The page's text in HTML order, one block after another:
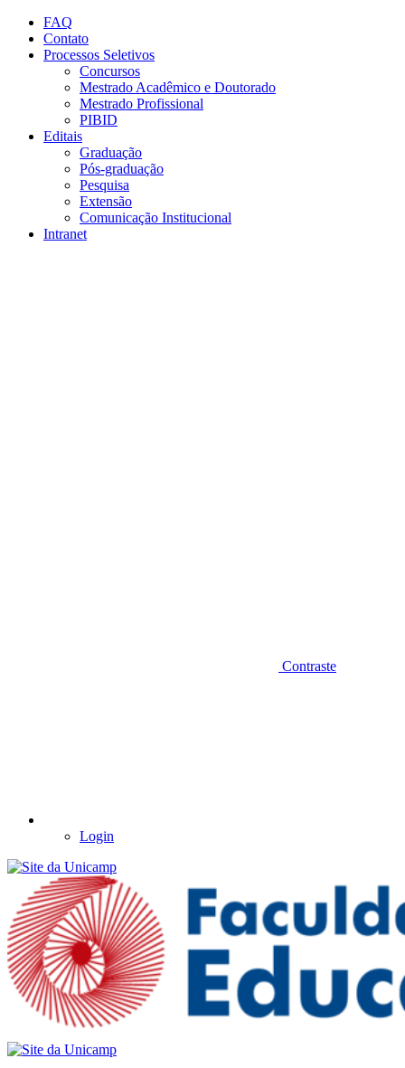
Conteúdo principal
FAQ
Contato
Processos Seletivos
Concursos
Mestrado Acadêmico e Doutorado
Mestrado Profissional
PIBID
Editais
Graduação
Pós-graduação
Pesquisa
Extensão
Comunicação Institucional
Intranet
Contraste
Login